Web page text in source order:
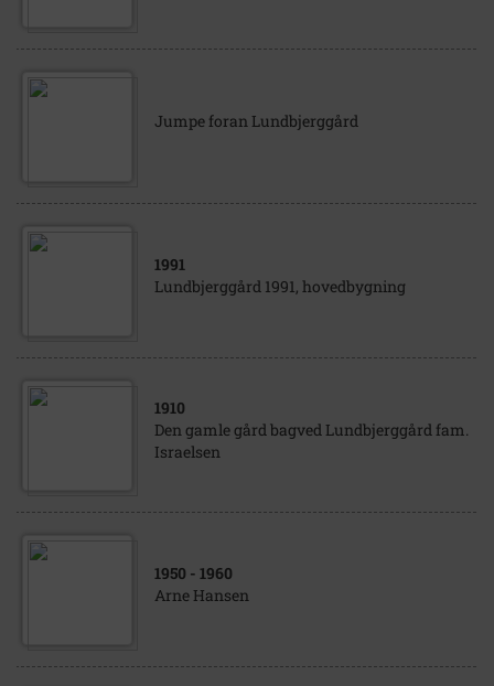
Jumpe foran Lundbjerggård
1991
Lundbjerggård 1991, hovedbygning
1910
Den gamle gård bagved Lundbjerggård fam.
Israelsen
1950 - 1960
Arne Hansen